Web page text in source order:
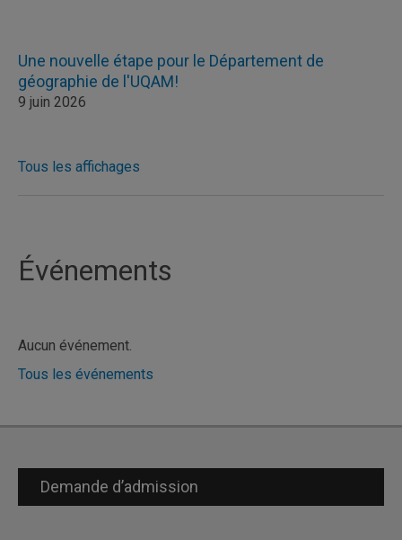
Une nouvelle étape pour le Département de
géographie de l'UQAM!
9 juin 2026
Tous les affichages
Événements
Aucun événement.
Tous les événements
Demande d’admission